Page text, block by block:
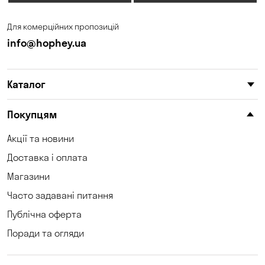
Для комерційних пропозицій
info@hophey.ua
Каталог
Покупцям
Акції та новини
Доставка і оплата
Магазини
Часто задавані питання
Публічна оферта
Поради та огляди